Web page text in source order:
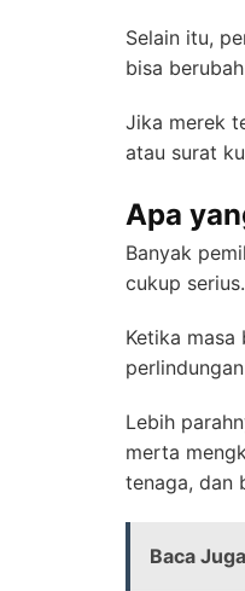
Selain itu,
bisa
Jika merek
atau surat
Apa
Banyak
cukup serius.
Ketika
Lebih
merta
tenaga, dan
Baca Juga